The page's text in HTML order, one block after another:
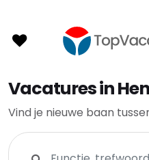
Vacatures in
Vind je nieuwe baan
Zoeken op functie,